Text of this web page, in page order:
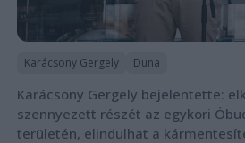
Karácsony Gergely Duna
Karácsony Gergely bejelentette:
szennyezett részét az egykori
területén, elindulhat a